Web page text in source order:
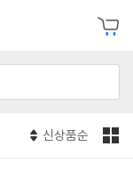
신상품순